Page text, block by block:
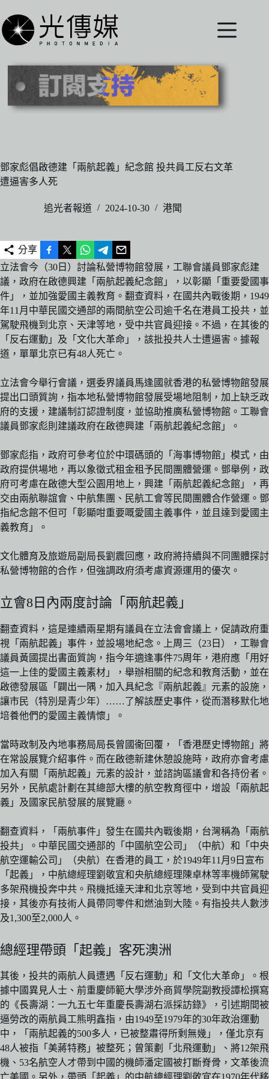
至
主
內
鄧家彪倡啟德建「兩航起義」紀念館 投共員工反右文革
遭逼害多人死
追光者報道 2024-10-30 港聞
分享
立法會今（30日）討論私營博物館發展，工聯會議員鄧家彪建
議，政府在啟德興建「兩航起義紀念館」，以彰顯「重要愛國事
件」，並加強愛國主義教育。翻查資料，在國共內戰後期，1949
年11月中華民國交通部的兩間航空公司逾千名在港員工投共，並
駕駛飛機到北京、天津等地，受中共官員迎接。不過，在其後的
「反右運動」及「文化大革命」，該批投共人士遭逼害。據報
道，單單北京已有48人死亡。
立法會今舉行會議，選委界議員馬逢國就香港的私營博物館發展
提出口頭質詢，指本地私營博物館發展受場地阻制，加上缺乏政
府的支援，建議制訂認證制度，並協助推廣私營博物館。工聯會
議員鄧家彪則建議政府在啟德興建「兩航起義紀念館」。
鄧家彪指，政府可參考位於中環碼頭的「海事博物館」模式，由
政府提供場地，再以象徵式租金租予民間團體營運。鄧舉例，政
府可考慮在啟德大型公園用地上，興建「兩航起義紀念館」，再
交由兩航聯誼會、中航集團、民航工會等民間團體合作營運。鄧
指紀念館不但可「彰顯咁重要嘅愛國主義事件，並且達到愛國主
義教育」。
文化體育及旅遊局副局長劉震回應，政府將持續與不同團體探討
私營博物館的合作，但強調政府須考慮資源運用的優次。
立會8日內兩度討論「兩航起義」
翻查資料，這是連續兩星期有議員在立法會會議上，促請政府重
視「兩航起義」事件，並設場地紀念。上周三（23日），工聯會
議員黃國提出書面質詢，指今年適逢事件75周年，港府應「用好
這一上佳的愛國主義素材」，舉辦相關的紀念和教育活動，並在
啟德發展區「闢出一隅，加入具紀念『兩航起義』元素的設施，
讓市民（特別是青少年）……了解該歷史事件，從而潛移默化地
培養他們的愛國主義情懷」。
當時政制及內地事務局局長曾國衞回覆，「香港歷史博物館」將
在常設展覽介紹事件。而在啟德新建休憩設施時，政府亦會考慮
加入有關「兩航起義」元素的設計，並諮詢區議會和各持份者。
另外，民航處計劃在其總部大樓的航空教育徑中，增設「兩航起
義」及國家民航發展的展覽廳。
翻查資料，「兩航事件」發生在國共內戰後期，台灣稱為「兩航
投共」。中華民國交通部的「中國航空公司」（中航）和「中央
航空運輸公司」（央航）在香港的員工，於1949年11月9日宣布
「起義」，中航總經理劉敬宜和央航總經理陳卓林等率機師駕駛
多架飛機投奔中共。飛機抵達天津和北京等地，受到中共官員迎
接，其後亦有技術人員帶同零件和燃油到大陸。有指投共人數涉
及1,300至2,000人。
總經理帶頭「起義」客死澳洲
其後，投共的兩航人員遭遇「反右運動」和「文化大革命」。根
據中國異見人士、前重慶師範大學涉外商貿學院副教授譚松撰寫
的《長壽湖：一九五七年重慶長壽湖右派採訪錄》，引述期間被
逼勞改的兩航員工熊明鑫指，由1949至1979年的30年政治運動
中，「兩航起義的500多人，已被整肅得所剩無幾」，僅北京有
48人被指「美蔣特務」被整死；曾策劃「北飛運動」、將12架飛
機、53名航空人才帶到中國的機師潘定國被打斷脊骨，文革後流